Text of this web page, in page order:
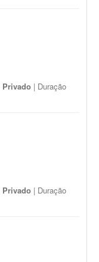
Privado | Duração
Privado | Duração